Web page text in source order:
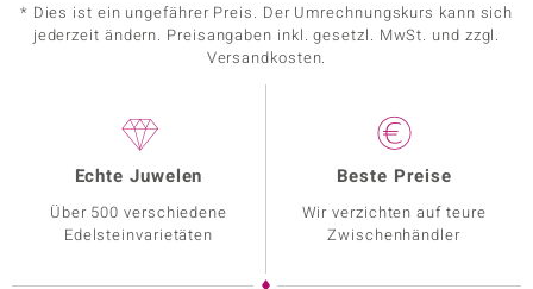
* Dies ist ein ungefährer Preis. Der Umrechnungskurs kann sich
jederzeit ändern. Preisangaben inkl. gesetzl. MwSt. und zzgl.
Versandkosten.
Echte Juwelen
Über 500 verschiedene
Edelsteinvarietäten
Beste Preise
Wir verzichten auf teure
Zwischenhändler